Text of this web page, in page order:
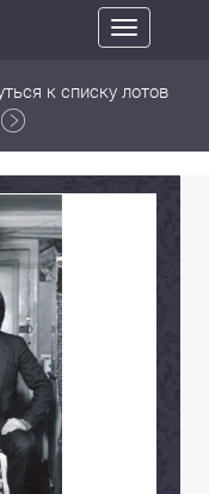
Toggle
navigation
к списку лотов